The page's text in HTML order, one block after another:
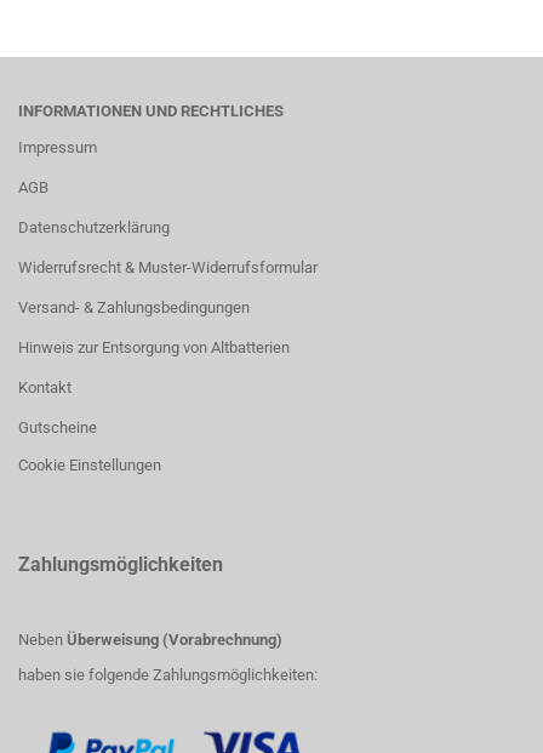
INFORMATIONEN UND RECHTLICHES
Impressum
AGB
Datenschutzerklärung
Widerrufsrecht & Muster-Widerrufsformular
Versand- & Zahlungsbedingungen
Hinweis zur Entsorgung von Altbatterien
Kontakt
Gutscheine
Cookie Einstellungen
Zahlungsmöglichkeiten
Neben Überweisung (Vorabrechnung)
haben sie folgende Zahlungsmöglichkeiten: